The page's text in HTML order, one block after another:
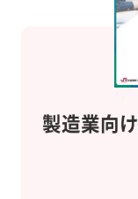
製造業向け